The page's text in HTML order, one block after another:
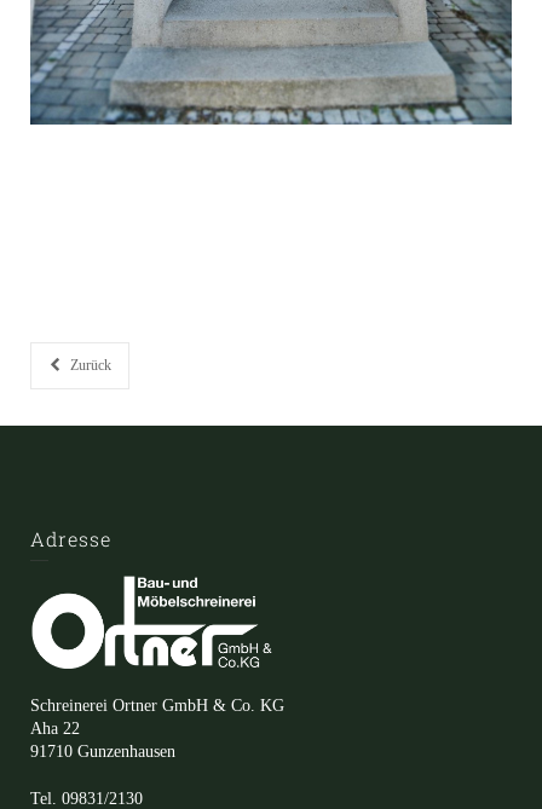
Zurück
Adresse
Schreinerei Ortner GmbH & Co. KG
Aha 22
91710 Gunzenhausen
Tel. 09831/2130